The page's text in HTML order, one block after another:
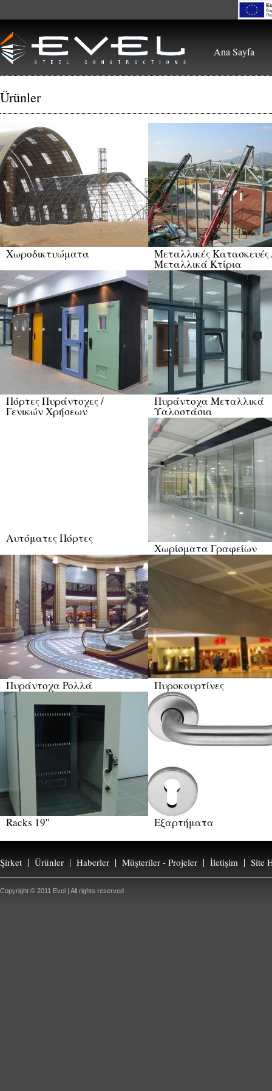
Ana Sayfa
Ürünler
Χωροδικτυώματα Μεταλλικές Κατασκευές
Μεταλλικά Κτίρια
Πόρτες Πυράντοχες /
Γενικών Χρήσεων
Πυράντοχα Μεταλλικά
Υαλοστάσια
Αυτόματες Πόρτες
Χωρίσματα Γραφείων
Πυράντοχα Ρολλά Πυροκουρτίνες
Racks 19'' Εξαρτήματα
Şirket Ürünler Haberler Müşteriler - Projeler İletişim Site
Copyright © 2011 Evel | All rights reserved